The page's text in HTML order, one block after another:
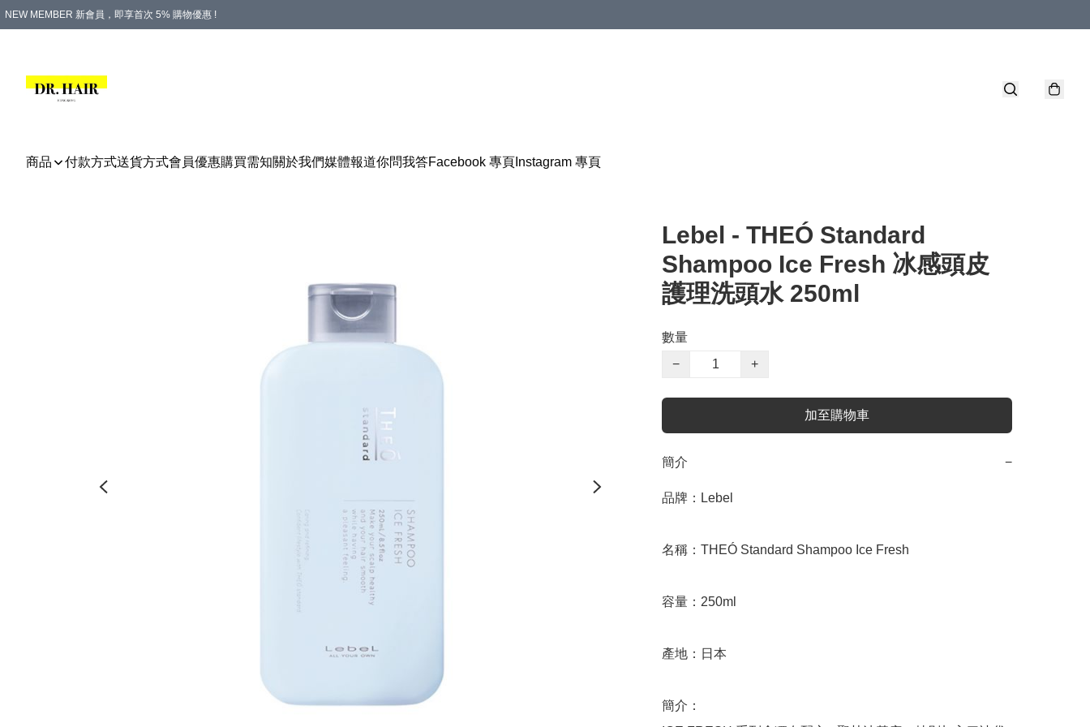
NEW MEMBER 新會員，即享首次 5% 購物優惠 !
商品 付款方式送貨方式會員優惠購買需知關於我們媒體報道你問我答Facebook 專頁 Instagram 專頁
Lebel - THEÓ Standard
Shampoo Ice Fresh 冰感頭皮
護理洗頭水 250ml
數量
−
+
加至購物車
簡介 −
品牌：Lebel
名稱：THEÓ Standard Shampoo Ice Fresh
容量：250ml
產地：日本
簡介：